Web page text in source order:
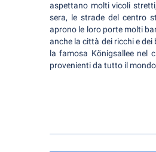
aspettano molti vicoli
sera, le strade del centro
aprono le loro porte molti
anche la città dei ricchi e
la famosa Königsallee nel
provenienti da tutto il